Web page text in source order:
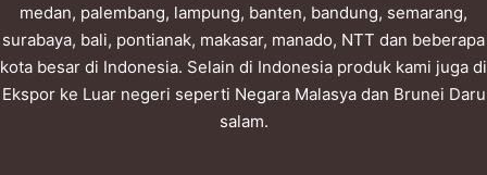
medan, palembang, lampung, banten, bandung, semarang,
surabaya, bali, pontianak, makasar, manado, NTT dan beberapa
kota besar di Indonesia. Selain di Indonesia produk kami juga di
Ekspor ke Luar negeri seperti Negara Malasya dan Brunei Daru
salam.